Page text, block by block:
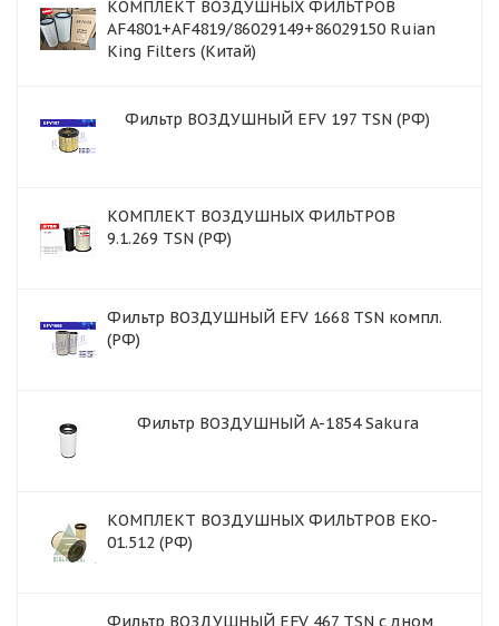
КОМПЛЕКТ ВОЗДУШНЫХ ФИЛЬТРОВ
AF4801+AF4819/86029149+86029150 Ruian
King Filters (Китай)
Фильтр ВОЗДУШНЫЙ EFV 197 TSN (РФ)
КОМПЛЕКТ ВОЗДУШНЫХ ФИЛЬТРОВ
9.1.269 TSN (РФ)
Фильтр ВОЗДУШНЫЙ EFV 1668 TSN компл.
(РФ)
Фильтр ВОЗДУШНЫЙ A-1854 Sakura
КОМПЛЕКТ ВОЗДУШНЫХ ФИЛЬТРОВ EKO-
01.512 (РФ)
Фильтр ВОЗДУШНЫЙ EFV 467 TSN с дном